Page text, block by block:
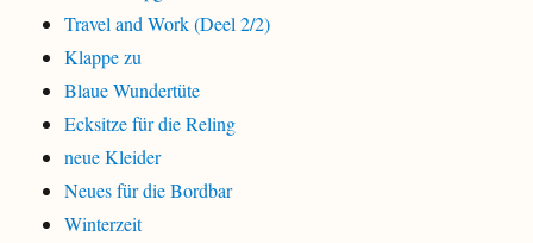
Travel and Work (Deel 2/2)
Klappe zu
Blaue Wundertüte
Ecksitze für die Reling
neue Kleider
Neues für die Bordbar
Winterzeit